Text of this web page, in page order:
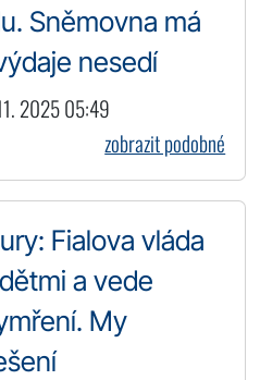
Sněmovna má
nesedí
2025 05:49
zobrazit podobné
Fialova vláda
a vede
My